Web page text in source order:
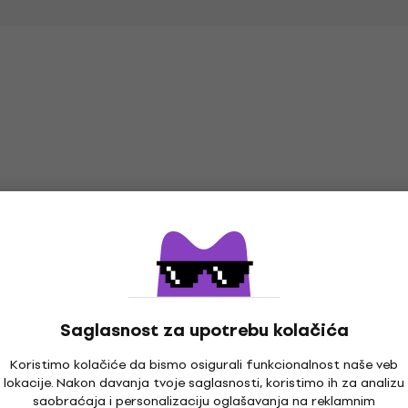
Saglasnost za upotrebu kolačića
Koristimo kolačiće da bismo osigurali funkcionalnost naše veb
lokacije. Nakon davanja tvoje saglasnosti, koristimo ih za analizu
saobraćaja i personalizaciju oglašavanja na reklamnim
Soundking DG006
Pasadena EFC701
Kofer za električnu
gitaru
Kofer za električnu